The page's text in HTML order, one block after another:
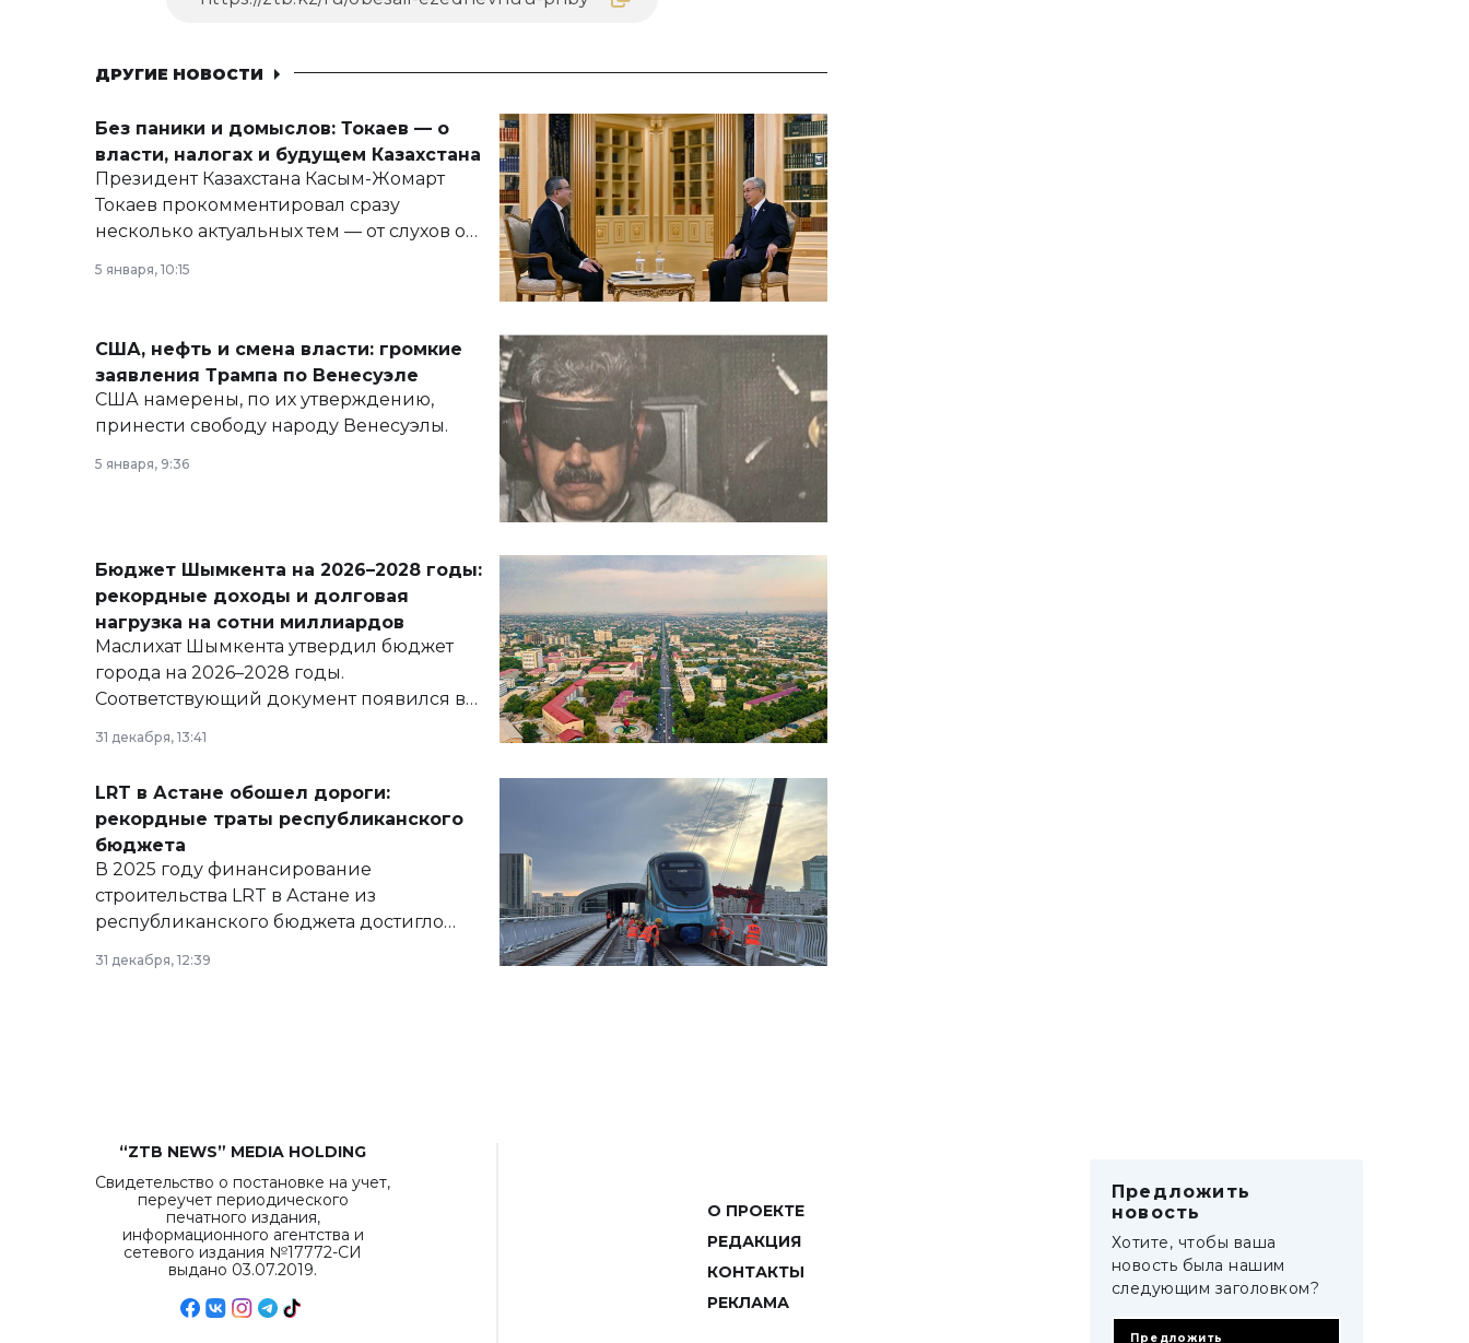
ДРУГИЕ НОВОСТИ
Без паники и домыслов: Токаев — о
власти, налогах и будущем Казахстана
Президент Казахстана Касым-Жомарт
Токаев прокомментировал сразу
несколько актуальных тем — от слухов о
армии, экономики и личного здоровья.
5 января, 10:15
США, нефть и смена власти: громкие
заявления Трампа по Венесуэле
США намерены, по их утверждению,
принести свободу народу Венесуэлы.
5 января, 9:36
Бюджет Шымкента на 2026–2028 годы:
рекордные доходы и долговая
нагрузка на сотни миллиардов
Маслихат Шымкента утвердил бюджет
города на 2026–2028 годы.
Соответствующий документ появился в
базе нормативных правовых актов и на
сайте маслихат города.
31 декабря, 13:41
LRT в Астане обошел дороги:
рекордные траты республиканского
бюджета
В 2025 году финансирование
строительства LRT в Астане из
республиканского бюджета достигло
рекордных объемов.
31 декабря, 12:39
“ZTB NEWS” MEDIA HOLDING
Свидетельство о постановке на учет,
переучет периодического
печатного издания,
информационного агентства и
сетевого издания №17772-СИ
выдано 03.07.2019.
О ПРОЕКТЕ
РЕДАКЦИЯ
КОНТАКТЫ
РЕКЛАМА
Предложить
новость
Хотите, чтобы ваша
новость была нашим
следующим заголовком?
Предложить